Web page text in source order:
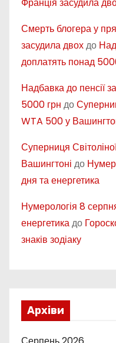
Франція засудила
Смерть блогера у
засудила двохдо
доплатять понад
Надбавка до пенсії
5000 грн до
WTA 500 у
Суперниця
Вашингтоні до
дня та енергетика
Нумерологія 8
енергетикадо
знаків зодіаку
Архіви